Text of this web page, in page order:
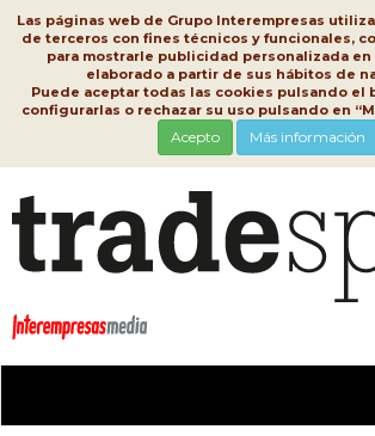
Las páginas web de Grupo Interempresas
de terceros con fines técnicos y funcionales,
para mostrarle publicidad personalizada en
elaborado a partir de sus hábitos de
Puede aceptar todas las cookies pulsando el
configurarlas o rechazar su uso pulsando en
Acepto Más información